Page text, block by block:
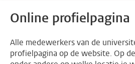
Online profielpagina
Alle medewerkers van de
profielpagina op de website. Op